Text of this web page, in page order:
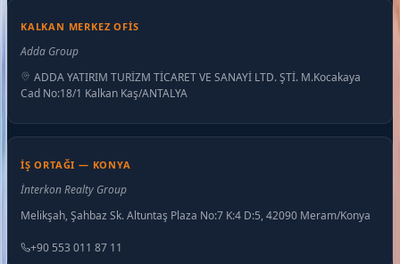
KALKAN MERKEZ OFIS
Adda Group
ADDA YATIRIM TURİZM TİCARET VE SANAYİ LTD. ŞTİ. M.Kocakaya
Cad No:18/1 Kalkan Kaş/ANTALYA
İŞ ORTAĞI — KONYA
İnterkon Realty Group
Melikşah, Şahbaz Sk. Altuntaş Plaza No:7 K:4 D:5, 42090 Meram/Konya
+90 553 011 87 11